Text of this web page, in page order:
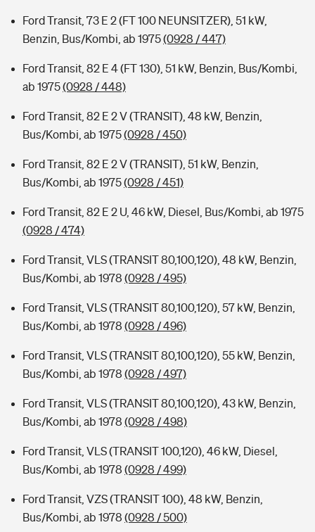
Ford Transit, 73 E 2 (FT 100 NEUNSITZER), 51 kW,
Benzin, Bus/Kombi, ab 1975(0928 / 447)
Ford Transit, 82 E 4 (FT 130), 51 kW, Benzin, Bus/Kombi,
ab 1975(0928 / 448)
Ford Transit, 82 E 2 V (TRANSIT), 48 kW, Benzin,
Bus/Kombi, ab 1975(0928 / 450)
Ford Transit, 82 E 2 V (TRANSIT), 51 kW, Benzin,
Bus/Kombi, ab 1975(0928 / 451)
Ford Transit, 82 E 2 U, 46 kW, Diesel, Bus/Kombi, ab 1975
(0928 / 474)
Ford Transit, VLS (TRANSIT 80,100,120), 48 kW, Benzin,
Bus/Kombi, ab 1978 (0928 / 495)
Ford Transit, VLS (TRANSIT 80,100,120), 57 kW, Benzin,
Bus/Kombi, ab 1978 (0928 / 496)
Ford Transit, VLS (TRANSIT 80,100,120), 55 kW, Benzin,
Bus/Kombi, ab 1978 (0928 / 497)
Ford Transit, VLS (TRANSIT 80,100,120), 43 kW, Benzin,
Bus/Kombi, ab 1978 (0928 / 498)
Ford Transit, VLS (TRANSIT 100,120), 46 kW, Diesel,
Bus/Kombi, ab 1978 (0928 / 499)
Ford Transit, VZS (TRANSIT 100), 48 kW, Benzin,
Bus/Kombi, ab 1978 (0928 / 500)